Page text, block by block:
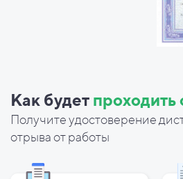
Как будет проходить
Получите удостоверение
отрыва от работы